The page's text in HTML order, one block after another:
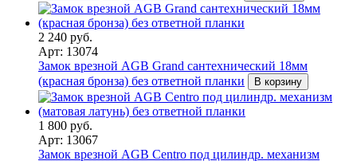
2 240 руб.
Арт: 13074
Замок врезной AGB Grand сантехнический 18мм
(красная бронза) без ответной планки
В корзину
1 800 руб.
Арт: 13067
Замок врезной AGB Centro под цилиндр. механизм